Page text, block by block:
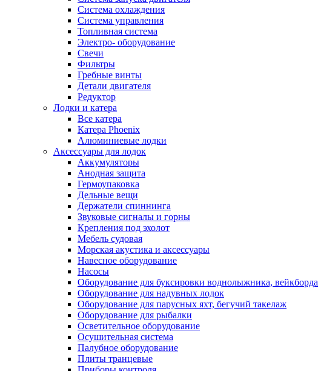
Система охлаждения
Система управления
Топливная система
Электро- оборудование
Свечи
Фильтры
Гребные винты
Детали двигателя
Редуктор
Лодки и катера
Все катера
Катера Phoenix
Алюминиевые лодки
Аксессуары для лодок
Аккумуляторы
Анодная защита
Гермоупаковка
Дельные вещи
Держатели спиннинга
Звуковые сигналы и горны
Крепления под эхолот
Мебель судовая
Морская акустика и аксессуары
Навесное оборудование
Насосы
Оборудование для буксировки воднолыжника, вейкборда
Оборудование для надувных лодок
Оборудование для парусных яхт, бегучий такелаж
Оборудование для рыбалки
Осветительное оборудование
Осушительная система
Палубное оборудование
Плиты транцевые